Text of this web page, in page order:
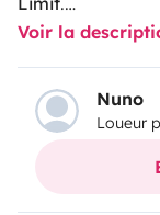
I offer all the
beautiful roads
the countryside.
swivel chairs
you can choose
Voir la
Nuno
Loueur